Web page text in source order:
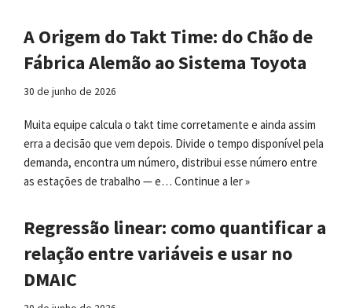
A Origem do Takt Time: do Chão de
Fábrica Alemão ao Sistema Toyota
30 de junho de 2026
Muita equipe calcula o takt time corretamente e ainda assim
erra a decisão que vem depois. Divide o tempo disponível pela
demanda, encontra um número, distribui esse número entre
as estações de trabalho — e… Continue a ler »
Regressão linear: como quantificar a
relação entre variáveis e usar no
DMAIC